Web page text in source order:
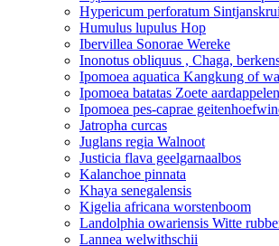
Hypericum perforatum
Humulus lupulus Hop
Ibervillea Sonorae Wereke
Inonotus obliquus , Chaga,
Ipomoea aquatica Kangkung of
Ipomoea batatas Zoete aardappelen
Ipomoea pes-caprae
Jatropha curcas
Juglans regia Walnoot
Justicia flava geelgarnaalbos
Kalanchoe pinnata
Khaya senegalensis
Kigelia africana worstenboom
Landolphia owariensis Witte
Lannea welwithschii